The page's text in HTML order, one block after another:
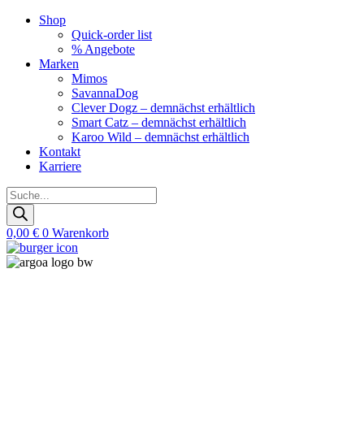
Shop
Quick-order list
% Angebote
Marken
Mimos
SavannaDog
Clever Dogz – demnächst erhältlich
Smart Catz – demnächst erhältlich
Karoo Wild – demnächst erhältlich
Kontakt
Karriere
Products
search
0,00 € 0 Warenkorb